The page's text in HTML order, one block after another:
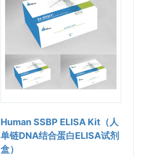
Human SSBP ELISA Kit（人
单链DNA结合蛋白ELISA试剂
盒）